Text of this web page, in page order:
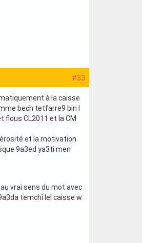
#33
à la caisse
bech tetfarre9 bin l
flous CL2011 et la CM
et la motivation
9a3ed ya3ti men
vrai sens du mot avec
temchi lel caisse w